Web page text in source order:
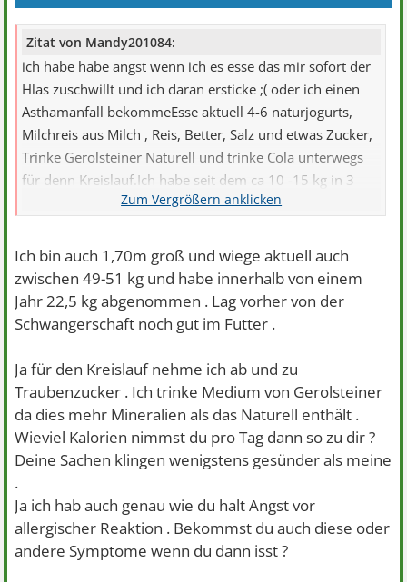
Zitat von Mandy201084:
ich habe habe angst wenn ich es esse das mir sofort der
Hlas zuschwillt und ich daran ersticke ;( oder ich einen
Asthamanfall bekommeEsse aktuell 4-6 naturjogurts,
Milchreis aus Milch , Reis, Better, Salz und etwas Zucker,
Trinke Gerolsteiner Naturell und trinke Cola unterwegs
für denn Kreislauf.Ich habe seit dem ca 10 -15 kg in 3
jahren abgenommen.Liege im Moment bei 170cm bei ca
Ich bin auch 1,70m groß und wiege aktuell auch
zwischen 49-51 kg und habe innerhalb von einem
Jahr 22,5 kg abgenommen . Lag vorher von der
Schwangerschaft noch gut im Futter .
Ja für den Kreislauf nehme ich ab und zu
Traubenzucker . Ich trinke Medium von Gerolsteiner
da dies mehr Mineralien als das Naturell enthält .
Wieviel Kalorien nimmst du pro Tag dann so zu dir ?
Deine Sachen klingen wenigstens gesünder als meine
.
Ja ich hab auch genau wie du halt Angst vor
allergischer Reaktion . Bekommst du auch diese oder
andere Symptome wenn du dann isst ?